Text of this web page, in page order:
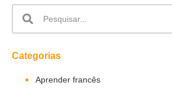
Categorias
Aprender francês